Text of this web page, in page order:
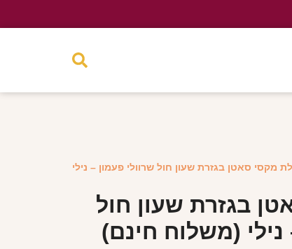
מקסי סאטן בגזרת שעון חול שרוולי פעמון – נילי
בגזרת שעון חול
נילי (משלוח חינם)